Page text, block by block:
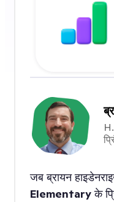
जब ब्रायन
Elementaryके